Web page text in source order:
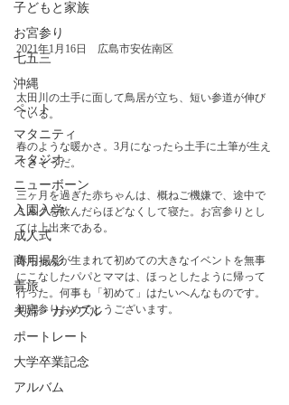
子どもと家族
お宮参り
七五三
沖縄
ペット
マタニティ
スタジオ
ニューボーン
入園入学
成人式
商用撮影
青旅
夫婦・カップル
ポートレート
大学卒業記念
アルバム
2021年1月16日　広島市安佐南区
太田川の土手に面して鳥居が立ち、短い参道が伸び
ている。
春のような暖かさ。3月になったら土手に土筆が生え
てきそうだ。
三ヶ月を過ぎた赤ちゃんは、概ねご機嫌で、途中で
ミルクを飲んだらほどなくして寝た。お宮参りとし
ては上出来である。
赤ちゃんが生まれて初めての大きなイベントを無事
にこなしたパパとママは、ほっとしたように帰って
行った。何事も「初めて」はたいへんなものです。
初宮参りおめでとうございます。